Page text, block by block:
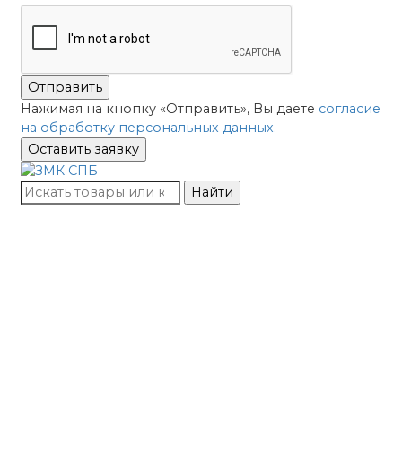
Отправить
Нажимая на кнопку «Отправить», Вы даете согласие
на обработку персональных данных.
Оставить заявку
Найти